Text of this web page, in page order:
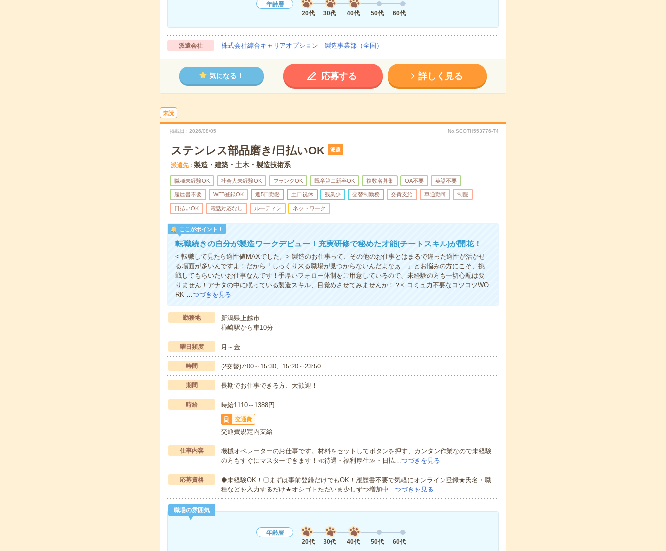
年齢層
20代
30代 40代 50代 60代
派遣会社 株式会社綜合キャリアオプション 製造事業部（全国）
気になる！ 応募する 詳しく見る
未読
掲載日 2026/08/05 No.SCOTH553776-T4
ステンレス部品磨き/日払いOK 派遣
派遣先 製造・建築・土木・製造技術系
職種未経験OK 社会人未経験OK ブランクOK 既卒第二新卒OK 複数名募集 OA不要 英語不要
履歴書不要 WEB登録OK 週5日勤務 土日祝休 残業少 交替制勤務 交費支給 車通勤可 制服
日払いOK 電話対応なし ルーティン ネットワーク
ここがポイント！
転職続きの自分が製造ワークデビュー！充実研修で秘めた才能(チートスキル)が開花！
< 転職して見たら適性値MAXでした。> 製造のお仕事って、その他のお仕事とはまるで違った適性が活かせ
る場面が多いんですよ！だから「しっくり来る職場が見つからないんだよなぁ…」とお悩みの方にこそ、挑
戦してもらいたいお仕事なんです！手厚いフォロー体制をご用意しているので、未経験の方も一切心配は要
りません！アナタの中に眠っている製造スキル、目覚めさせてみませんか！？< コミュ力不要なコツコツWO
RK …つづきを見る
勤務地
新潟県上越市
柿崎駅から車10分
曜日頻度 月～金
時間 (2交替)7:00～15:30、15:20～23:50
期間 長期でお仕事できる方、大歓迎！
時給 時給1110～1388円
交通費
交通費規定内支給
仕事内容
機械オペレーターのお仕事です。材料をセットしてボタンを押す、カンタン作業なので未経験
の方もすぐにマスターできます！≪待遇・福利厚生≫・日払…つづきを見る
応募資格
◆未経験OK！〇まずは事前登録だけでもOK！履歴書不要で気軽にオンライン登録★氏名・職
種などを入力するだけ★オシゴトただいま少しずつ増加中…つづきを見る
職場の雰囲気
年齢層
20代
30代 40代 50代 60代